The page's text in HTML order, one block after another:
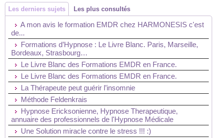
Les derniers sujets Les plus consultés
A mon avis le formation EMDR chez HARMONESIS c'est
de...
Formations d’Hypnose : Le Livre Blanc. Paris, Marseille,
Bordeaux, Strasbourg…
Le Livre Blanc des Formations EMDR en France.
Le Livre Blanc des Formations EMDR en France.
La Thérapeute peut guérir l’insomnie
Méthode Feldenkrais
Hypnose Ericksonienne, Hypnose Therapeutique,
annuaire des professionnels de l'Hypnose Médicale
Une Solution miracle contre le stress !!! :)